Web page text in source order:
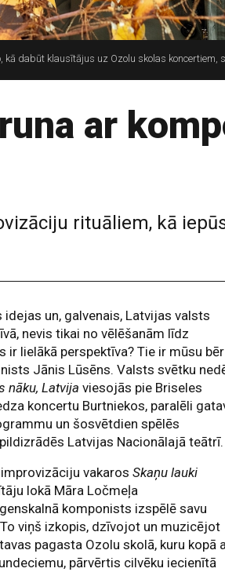
dabūt klausītājus uz Ozolu skolas koncertiem,
ar
rituāliem, kā
un, galvenais, Latvijas valsts
nevis tikai no vēlēšanām līdz
ir lielākā perspektīva? Tie ir mūsu
Jānis Lūsēns. Valsts svētku
nāku, Latvija viesojās pie Briseles
koncertu Burtniekos, paralēli
un šosvētdien spēlēs
Latvijas Nacionālajā teātrī.
vakaros Skaņu lauki
lokā Māra Ločmeļa
komponists izspēlē savu
viņš izkopis, dzīvojot un muzicējot
pagasta Ozolu skolā, kuru kopā
pārvērtis cilvēku iecienītā